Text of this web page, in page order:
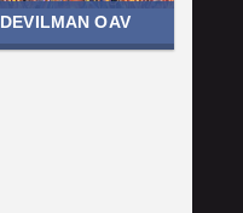
DEVILMAN OAV